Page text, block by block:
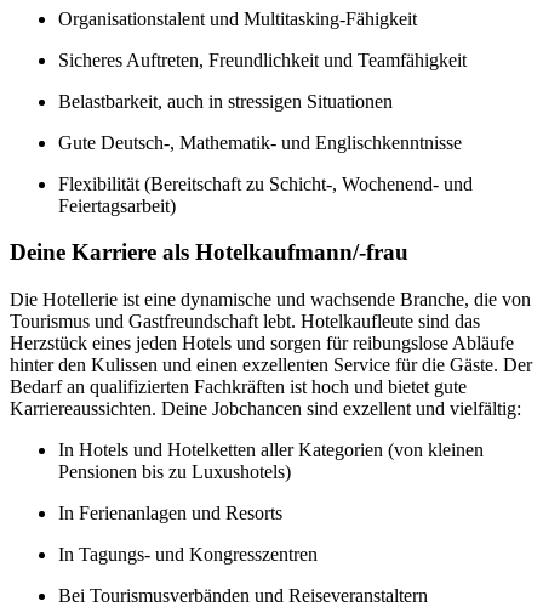
Organisationstalent und Multitasking-Fähigkeit
Sicheres Auftreten, Freundlichkeit und Teamfähigkeit
Belastbarkeit, auch in stressigen Situationen
Gute Deutsch-, Mathematik- und Englischkenntnisse
Flexibilität (Bereitschaft zu Schicht-, Wochenend- und
Feiertagsarbeit)
Deine Karriere als Hotelkaufmann/-frau
Die Hotellerie ist eine dynamische und wachsende Branche, die von
Tourismus und Gastfreundschaft lebt. Hotelkaufleute sind das
Herzstück eines jeden Hotels und sorgen für reibungslose Abläufe
hinter den Kulissen und einen exzellenten Service für die Gäste. Der
Bedarf an qualifizierten Fachkräften ist hoch und bietet gute
Karriereaussichten. Deine Jobchancen sind exzellent und vielfältig:
In Hotels und Hotelketten aller Kategorien (von kleinen
Pensionen bis zu Luxushotels)
In Ferienanlagen und Resorts
In Tagungs- und Kongresszentren
Bei Tourismusverbänden und Reiseveranstaltern